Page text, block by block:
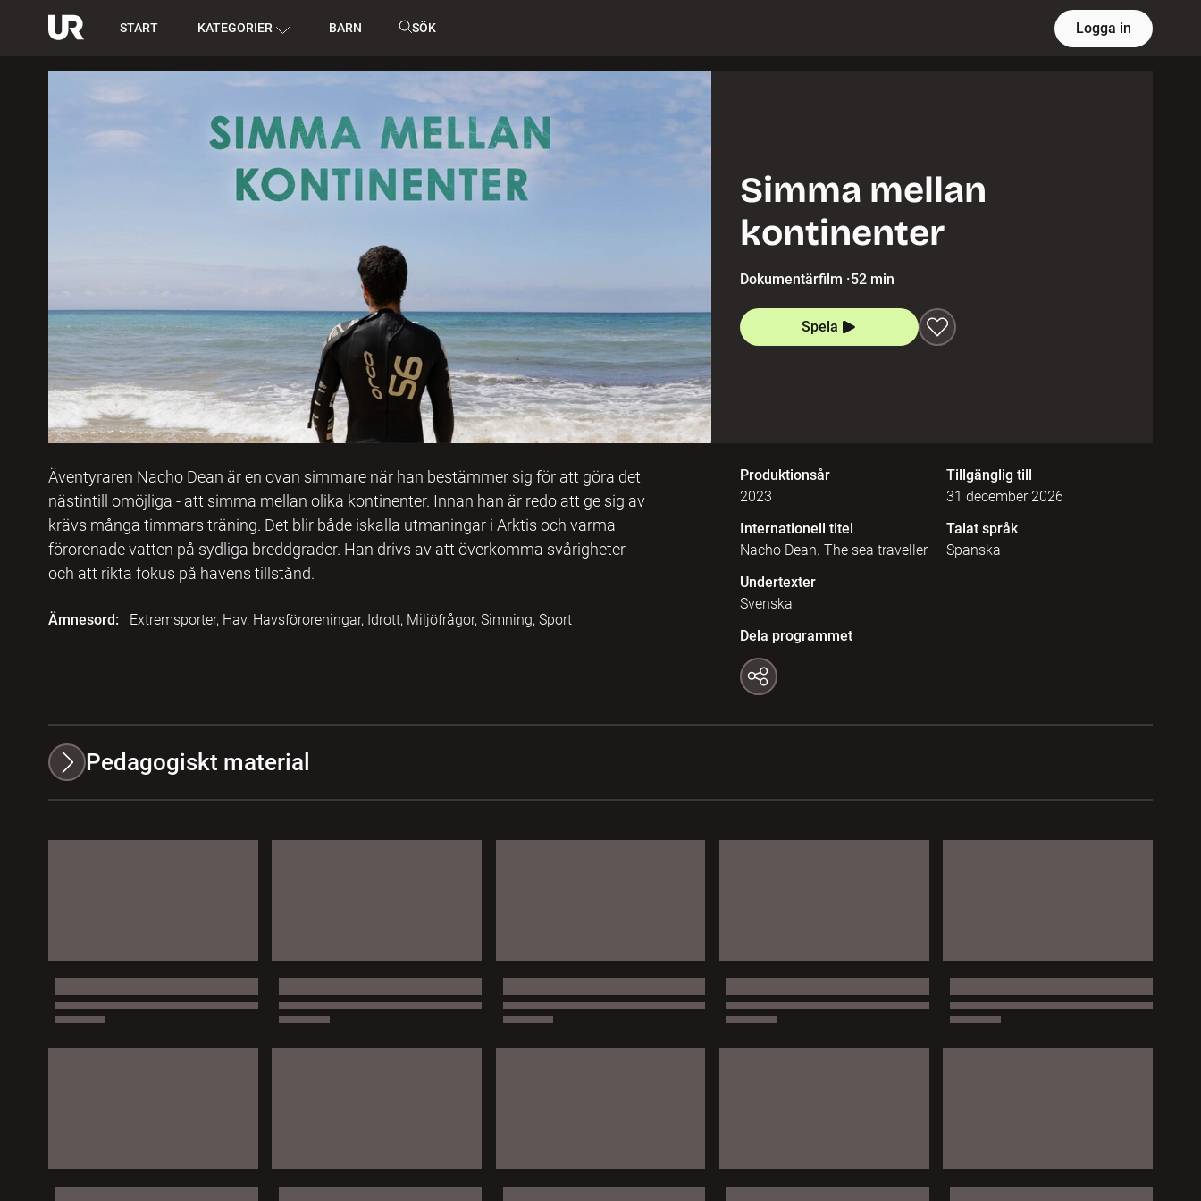
START KATEGORIER BARN SÖK Logga in
Simma mellan
kontinenter
Dokumentärfilm ·52 min
Spela
Äventyraren Nacho Dean är en ovan simmare när han bestämmer sig för att göra det
nästintill omöjliga - att simma mellan olika kontinenter. Innan han är redo att ge sig av
krävs många timmars träning. Det blir både iskalla utmaningar i Arktis och varma
förorenade vatten på sydliga breddgrader. Han drivs av att överkomma svårigheter
och att rikta fokus på havens tillstånd.
Ämnesord: Extremsporter, Hav, Havsföroreningar, Idrott, Miljöfrågor, Simning, Sport
Produktionsår
2023
Tillgänglig till
31 december 2026
Internationell titel
Nacho Dean. The sea traveller
Talat språk
Spanska
Undertexter
Svenska
Dela programmet
Pedagogiskt material